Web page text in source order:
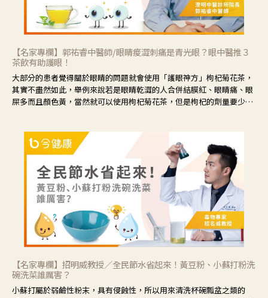
【名家專欄】郭祐睿中醫師/眼睛痠澀刺痛是青光眼？眼中醫推３
茶飲有助護眼！
大部分的患者覺得關於眼睛的問題就會使用「護眼神方」枸杞菊花茶，
其實不盡然如此，舉例來說若是眼睛乾澀的人合併結膜紅、眼睛痛、眼
屎多而且顏色黃，當然就可以使用枸杞菊花茶，但是枸杞的劑量要少，
候就要使用菊花、金銀花來治療；假如單純的眼睛乾澀，結膜沒有紅，
眼睛周圍沒有眼屎，這種情況是屬於「陰虛」，就可以使用枸杞、蓮
藕、麥門冬、山藥等比較滋潤的藥材，效果就更顯著。
【名家專欄】招明威教授／全民節水省起來！黃豆粉、小蘇打粉洗
碗洗菜誰厲害？
小蘇打屬於弱鹼性粉末，具有侵蝕性，所以用來清洗杯碗瓢盆之類的